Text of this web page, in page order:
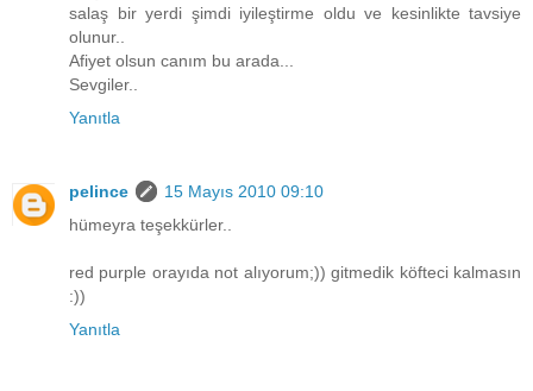
salaş bir yerdi şimdi iyileştirme oldu ve kesinlikte tavsiye
olunur..
Afiyet olsun canım bu arada...
Sevgiler..
Yanıtla
pelince
15 Mayıs 2010 09:10
hümeyra teşekkürler..
red purple orayıda not alıyorum;)) gitmedik köfteci kalmasın
:))
Yanıtla